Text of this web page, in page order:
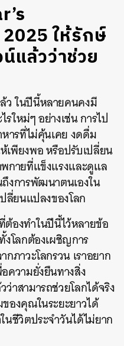
ให้รักษ์
แล้วว่าช่วย
ว ในปีนี้หลายคนคงมี
ใหม่ๆ อย่างเช่น การไป
ารที่ไม่คุ้นเคย งดดื่ม
พียงพอ หรือปรับเปลี่ยน
กายที่แข็งแรงและดูแล
งการพัฒนาตนเองใน
ลี่ยนแปลงของโลก
องทำในปีนี้ไว้หลายข้อ
โลกต้องเผชิญการ
ภาวะโลกรวน เราอยาก
ความยั่งยืนทางสิ่ง
าสามารถช่วยโลกได้จริง
องคุณในระยะยาวได้
นชีวิตประจำวันได้ไม่ยาก